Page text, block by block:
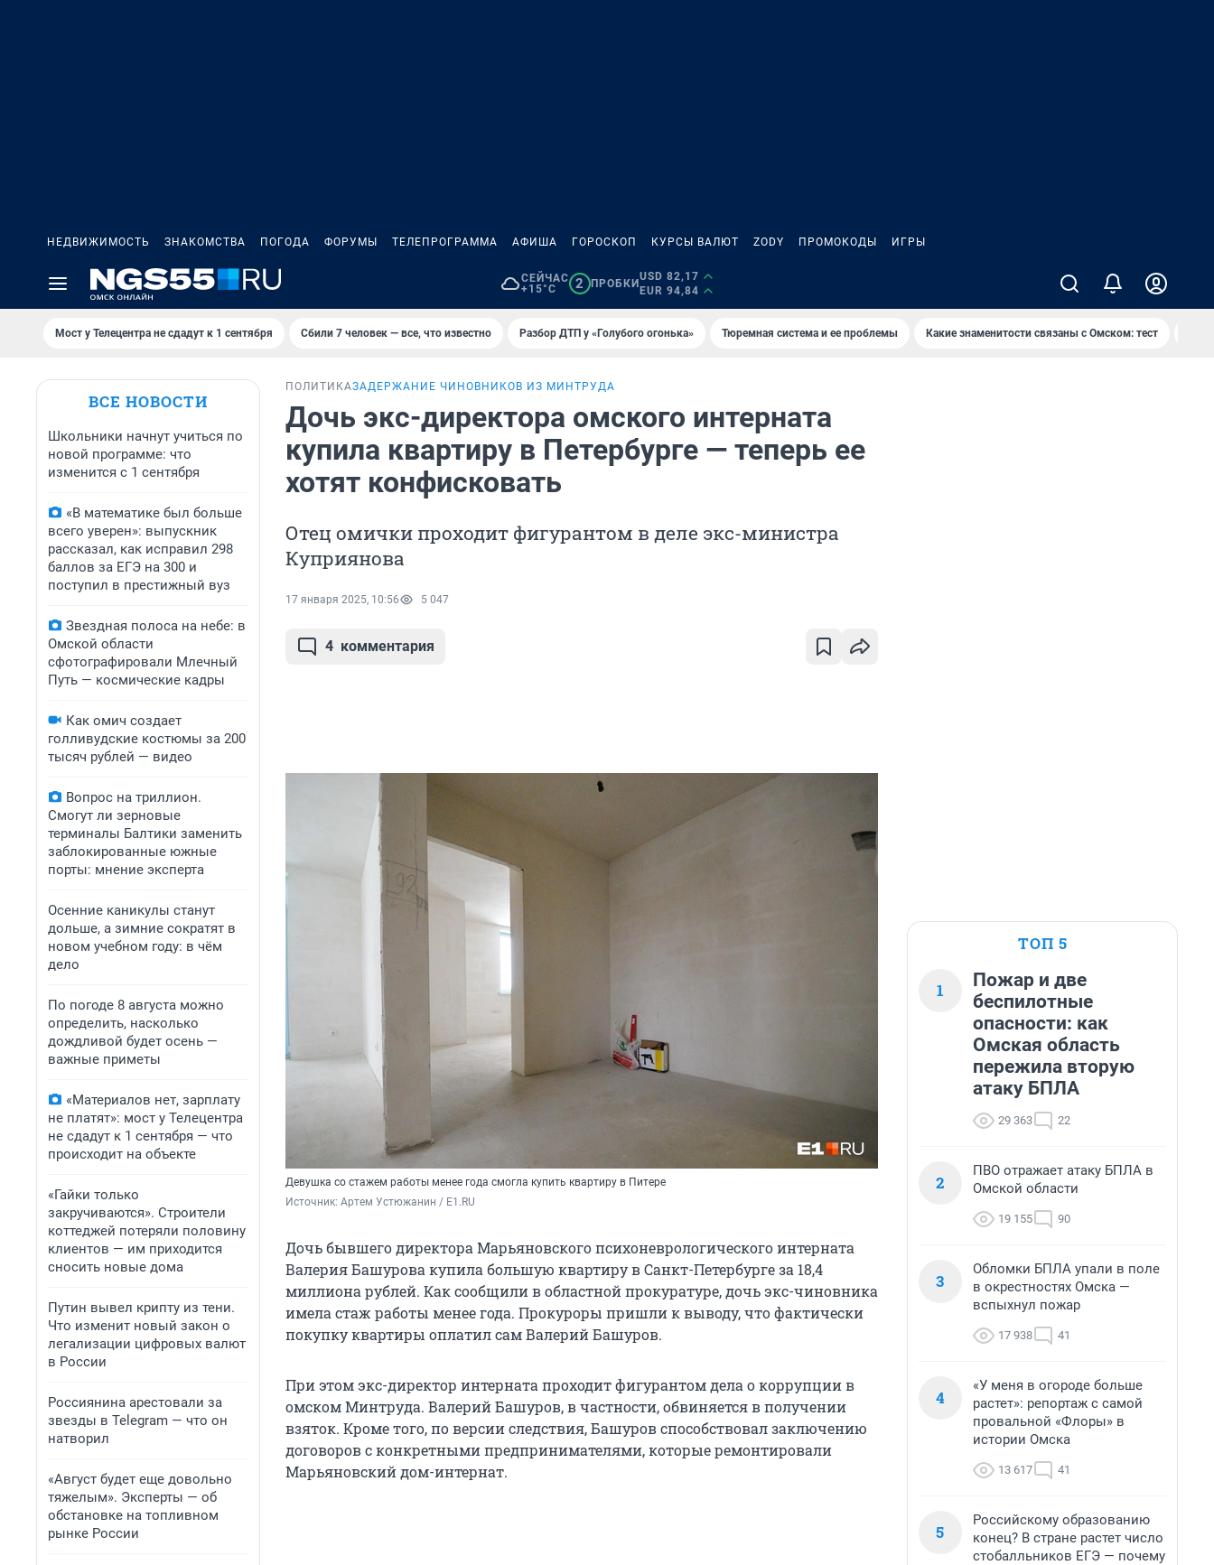
НЕДВИЖИМОСТЬ ЗНАКОМСТВА ПОГОДА ФОРУМЫ ТЕЛЕПРОГРАММА АФИША ГОРОСКОП КУРСЫ ВАЛЮТ ZODY ПРОМОКОДЫ ИГРЫ
СЕЙЧАС
+15°C
2 ПРОБКИ
USD 82,17
EUR 94,84
Мост у Телецентра не сдадут к 1 сентября Сбили 7 человек — все, что известно Разбор ДТП у «Голубого огонька» Тюремная система и ее проблемы Какие знаменитости связаны с Омском: тест
ВСЕ НОВОСТИ
Школьники начнут учиться по
новой программе: что
изменится с 1 сентября
«В математике был больше
всего уверен»: выпускник
рассказал, как исправил 298
баллов за ЕГЭ на 300 и
поступил в престижный вуз
Звездная полоса на небе: в
Омской области
сфотографировали Млечный
Путь — космические кадры
Как омич создает
голливудские костюмы за 200
тысяч рублей — видео
Вопрос на триллион.
Смогут ли зерновые
терминалы Балтики заменить
заблокированные южные
порты: мнение эксперта
Осенние каникулы станут
дольше, а зимние сократят в
новом учебном году: в чём
дело
По погоде 8 августа можно
определить, насколько
дождливой будет осень —
важные приметы
«Материалов нет, зарплату
не платят»: мост у Телецентра
не сдадут к 1 сентября — что
происходит на объекте
«Гайки только
закручиваются». Строители
коттеджей потеряли половину
клиентов — им приходится
сносить новые дома
Путин вывел крипту из тени.
Что изменит новый закон о
легализации цифровых валют
в России
Россиянина арестовали за
звезды в Telegram — что он
натворил
«Август будет еще довольно
тяжелым». Эксперты — об
обстановке на топливном
рынке России
ПОЛИТИКАЗАДЕРЖАНИЕ ЧИНОВНИКОВ ИЗ МИНТРУДА
Дочь экс-директора омского интерната
купила квартиру в Петербурге — теперь ее
хотят конфисковать
Отец омички проходит фигурантом в деле экс-министра
Куприянова
17 января 2025, 10:56 5 047
4 комментария
Девушка со стажем работы менее года смогла купить квартиру в Питере
Источник: Артем Устюжанин / E1.RU
Дочь бывшего директора Марьяновского психоневрологического интерната
Валерия Башурова купила большую квартиру в Санкт-Петербурге за 18,4
миллиона рублей. Как сообщили в областной прокуратуре, дочь экс-чиновника
имела стаж работы менее года. Прокуроры пришли к выводу, что фактически
покупку квартиры оплатил сам Валерий Башуров.
При этом экс-директор интерната проходит фигурантом дела о коррупции в
омском Минтруда. Валерий Башуров, в частности, обвиняется в получении
взяток. Кроме того, по версии следствия, Башуров способствовал заключению
договоров с конкретными предпринимателями, которые ремонтировали
Марьяновский дом-интернат.
ТОП 5
1
Пожар и две
беспилотные
опасности: как
Омская область
пережила вторую
атаку БПЛА
29 363 22
2
ПВО отражает атаку БПЛА в
Омской области
19 155 90
3
Обломки БПЛА упали в поле
в окрестностях Омска —
вспыхнул пожар
17 938 41
4
«У меня в огороде больше
растет»: репортаж с самой
провальной «Флоры» в
истории Омска
13 617 41
5
Российскому образованию
конец? В стране растет число
стобалльников ЕГЭ — почему